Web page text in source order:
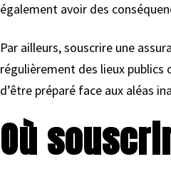
également avoir des
Par ailleurs, souscrire une
régulièrement des lieux publics
d’être préparé face aux aléas
Où